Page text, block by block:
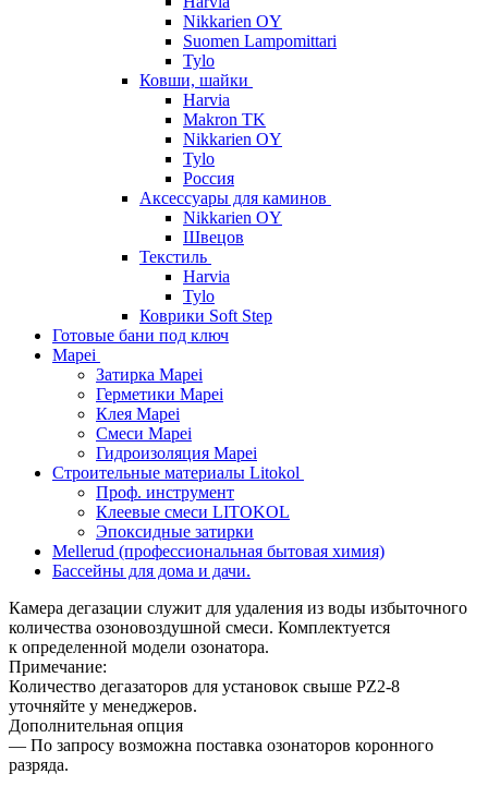
Nikkarien OY
Suomen Lampomittari
Tylo
Ковши, шайки
Harvia
Makron TK
Nikkarien OY
Tylo
Россия
Аксессуары для каминов
Nikkarien OY
Швецов
Текстиль
Harvia
Tylo
Коврики Soft Step
Готовые бани под ключ
Mapei
Затирка Mapei
Герметики Mapei
Клея Mapei
Смеси Mapei
Гидроизоляция Mapei
Строительные материалы Litokol
Проф. инструмент
Клеевые смеси LITOKOL
Эпоксидные затирки
Mellerud (профессиональная бытовая химия)
Бассейны для дома и дачи.
Камера дегазации служит для удаления из воды избыточного
количества озоновоздушной смеси. Комплектуется
к определенной модели озонатора.
Примечание:
Количество дегазаторов для установок свыше PZ2-8
уточняйте у менеджеров.
Дополнительная опция
— По запросу возможна поставка озонаторов коронного
разряда.